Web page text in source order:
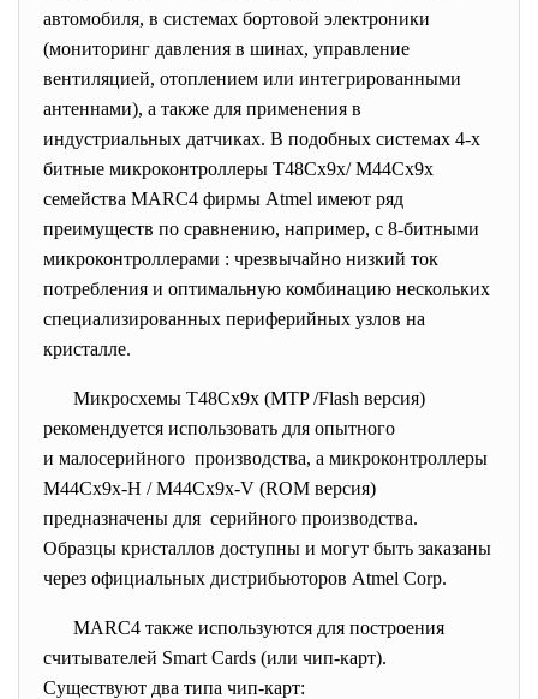
автомобиля, в системах бортовой электроники
(мониторинг давления в шинах, управление
вентиляцией, отоплением или интегрированными
антеннами), а также для применения в
индустриальных датчиках. В подобных системах 4-х
битные микроконтроллеры T48Cx9x/ M44Cx9x
семейства MARC4 фирмы Atmel имеют ряд
преимуществ по сравнению, например, с 8-битными
микроконтроллерами : чрезвычайно низкий ток
потребления и оптимальную комбинацию нескольких
специализированных периферийных узлов на
кристалле.
Микросхемы T48Cx9x (MTP /Flash версия)
рекомендуется использовать для опытного
и малосерийного производства, а микроконтроллеры
M44Cx9x-H / M44Cx9x-V (ROM версия)
предназначены для серийного производства.
Образцы кристаллов доступны и могут быть заказаны
через официальных дистрибьюторов Atmel Corp.
MARC4 также используются для построения
считывателей Smart Cards (или чип-карт).
Существуют два типа чип-карт: